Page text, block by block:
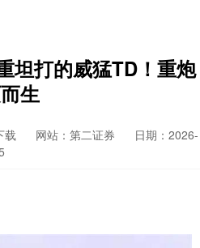
坦打的威猛TD！重炮
生
载 网站：第二证券
日期：2026-